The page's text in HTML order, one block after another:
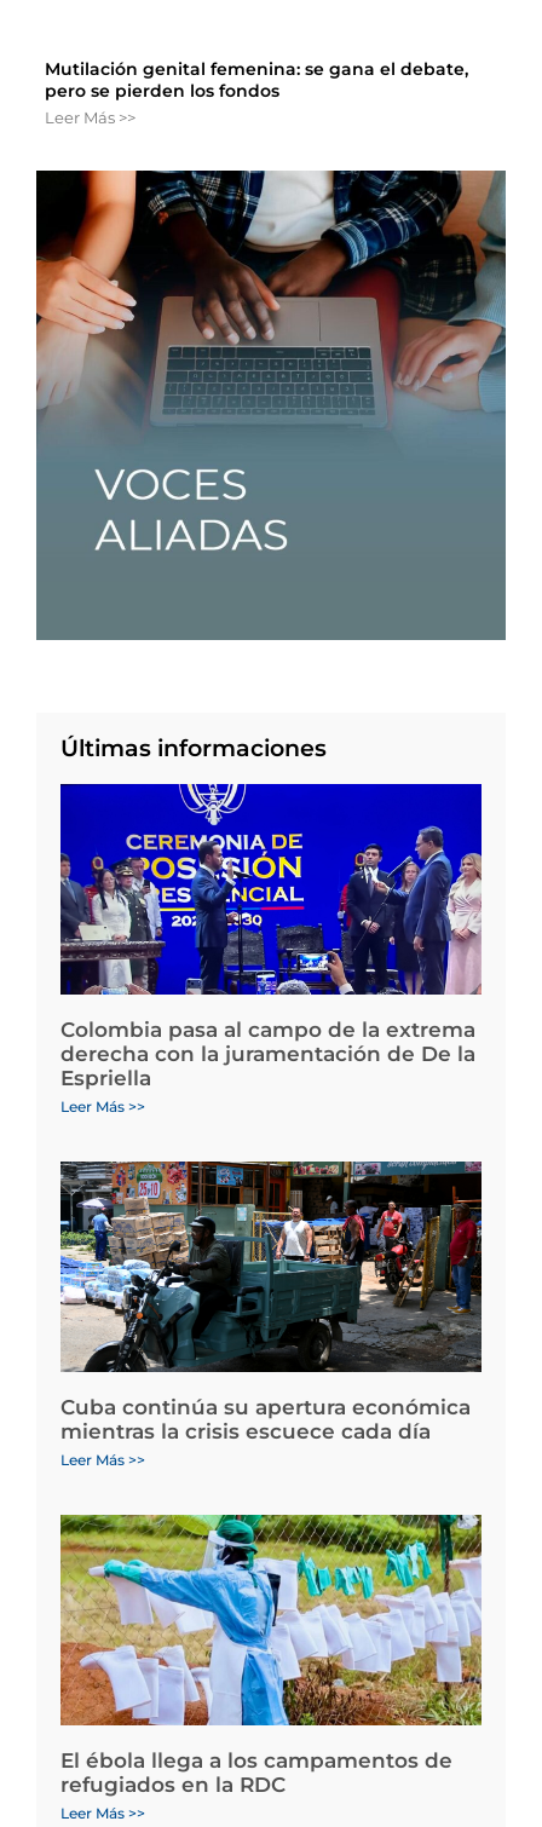
Mutilación genital femenina: se gana el debate,
pero se pierden los fondos
Leer Más >>
Últimas informaciones
Colombia pasa al campo de la extrema
derecha con la juramentación de De la
Espriella
Leer Más >>
Cuba continúa su apertura económica
mientras la crisis escuece cada día
Leer Más >>
El ébola llega a los campamentos de
refugiados en la RDC
Leer Más >>